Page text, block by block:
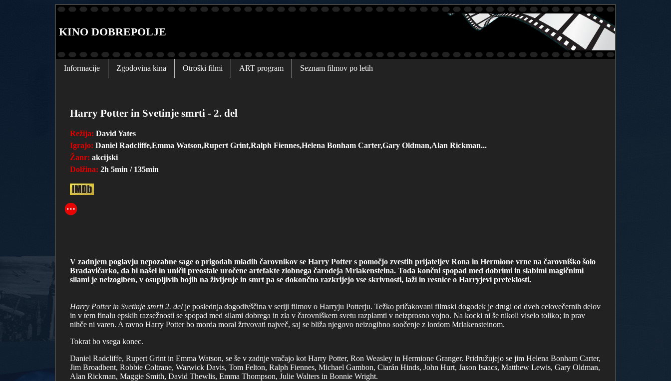
KINO DOBREPOLJE
Informacije Zgodovina kina Otroški filmi ART program Seznam filmov po letih
Harry Potter in Svetinje smrti - 2. del
Režija: David Yates
Igrajo: Daniel Radcliffe,Emma Watson,Rupert Grint,Ralph Fiennes,Helena Bonham Carter,Gary Oldman,Alan Rickman...
Žanr: akcijski
Dolžina: 2h 5min / 135min
V zadnjem poglavju nepozabne sage o prigodah mladih čarovnikov se Harry Potter s pomočjo zvestih prijateljev Rona in Hermione vrne na čarovniško šolo
Bradavičarko, da bi našel in uničil preostale uročene artefakte zlobnega čarodeja Mrlakensteina. Toda končni spopad med dobrimi in slabimi magičnimi
silami je neizogiben, v osupljivih bojih na življenje in smrt pa se dokončno razkrijejo vse skrivnosti, laži in resnice o Harryjevi preteklosti.
Harry Potter in Svetinje smrti 2. del je poslednja dogodivščina v seriji filmov o Harryju Potterju. Težko pričakovani filmski dogodek je drugi od dveh celovečernih delov
in v tem finalu epskih razsežnosti se spopad med silami dobrega in zla v čarovniškem svetu razplamti v neizprosno vojno. Na kocki ni še nikoli viselo toliko; in prav
nihče ni varen. A ravno Harry Potter bo morda moral žrtvovati največ, saj se bliža njegovo neizogibno soočenje z lordom Mrlakensteinom.
Tokrat bo vsega konec.
Daniel Radcliffe, Rupert Grint in Emma Watson, se še v zadnje vračajo kot Harry Potter, Ron Weasley in Hermione Granger. Pridružujejo se jim Helena Bonham Carter,
Jim Broadbent, Robbie Coltrane, Warwick Davis, Tom Felton, Ralph Fiennes, Michael Gambon, Ciarán Hinds, John Hurt, Jason Isaacs, Matthew Lewis, Gary Oldman,
Alan Rickman, Maggie Smith, David Thewlis, Emma Thompson, Julie Walters in Bonnie Wright.